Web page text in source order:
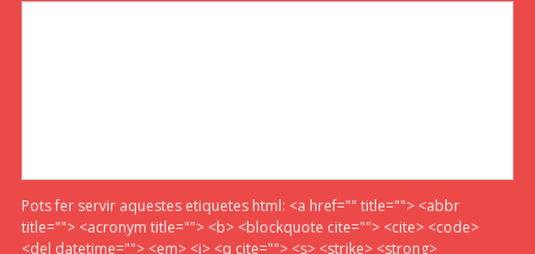
Pots fer servir aquestes etiquetes html: <a href="" title=""> <abbr
title=""> <acronym title=""> <b> <blockquote cite=""> <cite> <code>
<del datetime=""> <em> <i> <q cite=""> <s> <strike> <strong>